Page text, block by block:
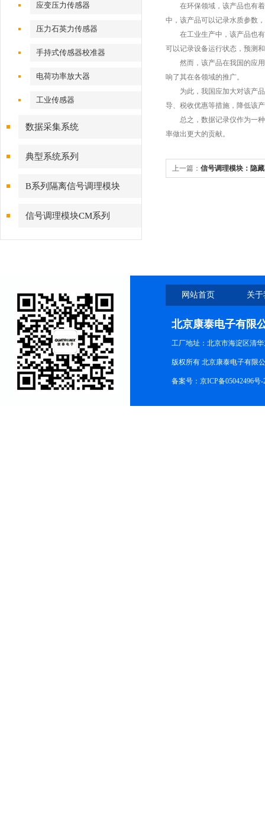
应变压力传感器
压力石英力传感器
手持式传感器校准器
电荷功率放大器
工业传感器
数据采集系统
典型系统系列
B系列隔离信号调理模块
信号调理模块CM系列
在环保领域，该产品也有着
中，该产品可以记录水质参数
在工业生产中，该产品也有
可以记录设备运行状态，预测
然而，该产品在我国的应用
响了其在各领域的推广。
为此，我国应加大对该产品
导、税收优惠等措施，降低该
总之，数据记录仪作为一种
率做出更大的贡献。
上一篇： 信号调理模块：隐
网站首页 关
北京康泰电子有限
工厂地址：北京市海淀区清
版权所有 北京康泰电子有限
备案号： 京ICP备05042496号-